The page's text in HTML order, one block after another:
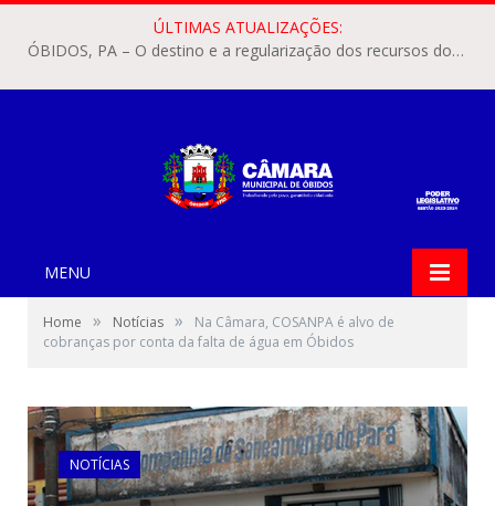
ÚLTIMAS ATUALIZAÇÕES:
ÓBIDOS, PA – O destino e a regularização dos recursos dos Precatórios do FUNDEF (Fundo de Manutenção e Desenvolvimento do Ensino Fundamental e de Valorização do Magistério) voltaram a pautar as discussões na Câmara Municipal de Óbidos.
MENU
Home » Notícias »
Na Câmara, COSANPA é alvo de
cobranças por conta da falta de água em Óbidos
NOTÍCIAS